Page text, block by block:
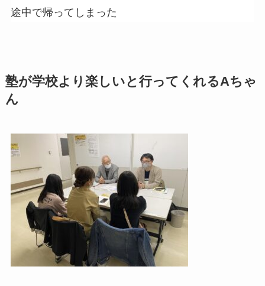
途中で帰ってしまった
塾が学校より楽しいと行ってくれるAちゃ
ん